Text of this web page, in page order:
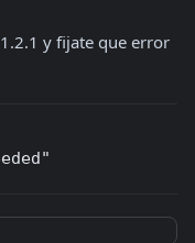
y fijate que error